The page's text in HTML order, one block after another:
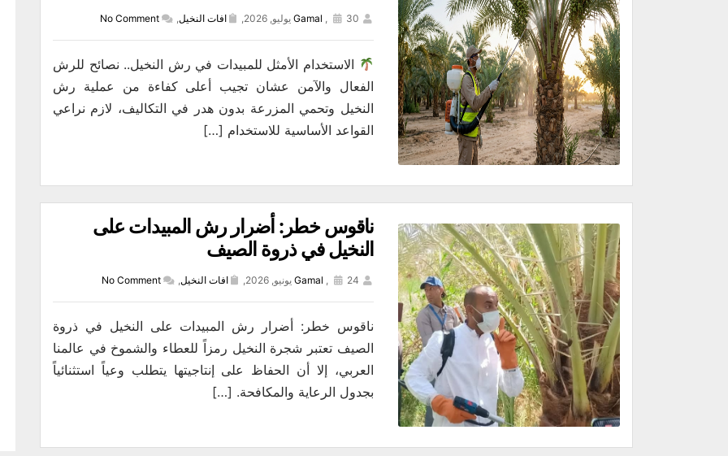
Gamal , 30 يوليو, 2026, افات النخيل,
No Comment
الاستخدام الأمثل للمبيدات في رش النخيل.. نصائح للرش
الفعال والآمن ​عشان تجيب أعلى كفاءة من عملية رش
النخيل وتحمي المزرعة بدون هدر في التكاليف، لازم نراعي
القواعد الأساسية للاستخدام […]
​ناقوس خطر: أضرار رش المبيدات على
النخيل في ذروة الصيف
Gamal , 24 يونيو, 2026, افات النخيل,
No Comment
​ناقوس خطر: أضرار رش المبيدات على النخيل في ذروة
الصيف ​تعتبر شجرة النخيل رمزاً للعطاء والشموخ في عالمنا
العربي، إلا أن الحفاظ على إنتاجيتها يتطلب وعياً استثنائياً
بجدول الرعاية والمكافحة. […]